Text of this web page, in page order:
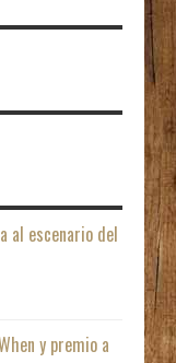
al escenario del
y premio a